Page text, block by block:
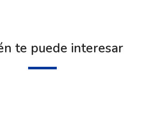
te puede interesar